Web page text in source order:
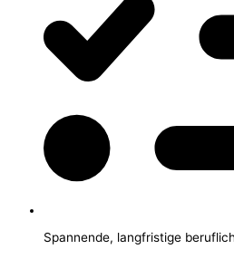
Spannende, langfristige